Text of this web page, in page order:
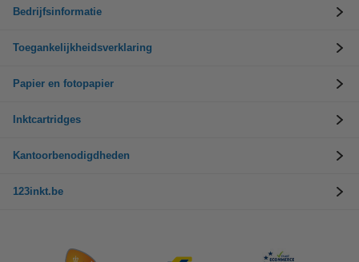
Bedrijfsinformatie
Toegankelijkheidsverklaring
Papier en fotopapier
Inktcartridges
Kantoorbenodigdheden
123inkt.be